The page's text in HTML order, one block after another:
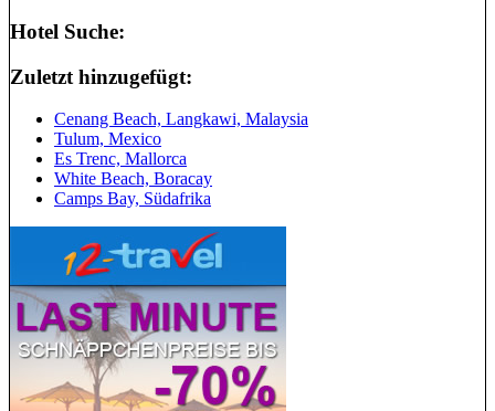
Hotel Suche:
Zuletzt hinzugefügt:
Cenang Beach, Langkawi, Malaysia
Tulum, Mexico
Es Trenc, Mallorca
White Beach, Boracay
Camps Bay, Südafrika